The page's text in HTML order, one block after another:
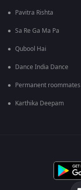
Pavitra Rishta
Sa Re Ga Ma Pa
Qubool Hai
Dance India Dance
Permanent roommates
Karthika Deepam